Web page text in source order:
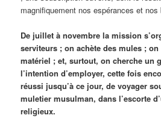
magnifiquement nos espérances et nos
De juillet à novembre la mission
serviteurs ; on achète des mules ;
matériel ; et, surtout, on cherche un
l’intention d’employer, cette fois
réussi jusqu’à ce jour, de voyager
muletier musulman, dans l’escorte
religieux.